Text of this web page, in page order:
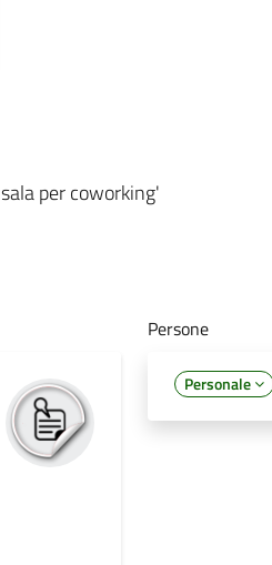
per coworking'
Persone
Personale